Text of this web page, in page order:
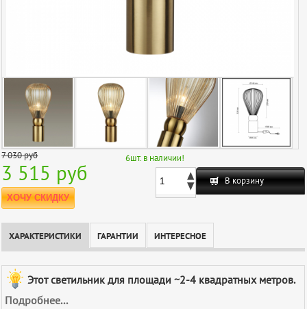
7 030руб
3 515 руб
ХОЧУ СКИДКУ
6шт. в наличии!
В корзину
ХАРАКТЕРИСТИКИ ГАРАНТИИ ИНТЕРЕСНОЕ
Этот светильник для площади ~2-4 квадратных метров.
Подробнее...